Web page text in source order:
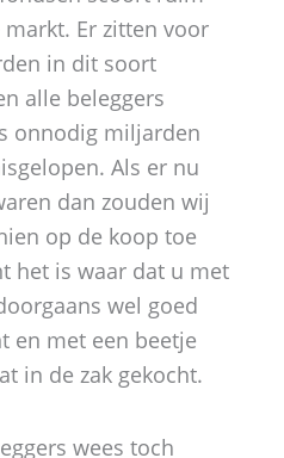
Er zitten voor
in dit soort
alle beleggers
onnodig miljarden
Als er nu
dan zouden wij
op de koop toe
het is waar dat u met
wel goed
en met een beetje
in de zak gekocht.
wees toch